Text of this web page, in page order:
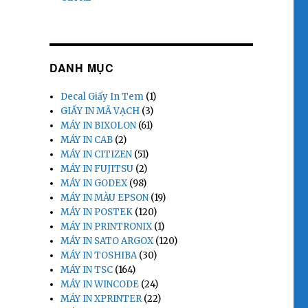
DANH MỤC
Decal Giấy In Tem (1)
GIẤY IN MÃ VẠCH (3)
MÁY IN BIXOLON (61)
MÁY IN CAB (2)
MÁY IN CITIZEN (51)
MÁY IN FUJITSU (2)
MÁY IN GODEX(98)
MÁY IN MÀU EPSON (19)
MÁY IN POSTEK (120)
MÁY IN PRINTRONIX(1)
MÁY IN SATO ARGOX(120)
MÁY IN TOSHIBA(30)
MÁY IN TSC (164)
MÁY IN WINCODE (24)
MÁY IN XPRINTER(22)